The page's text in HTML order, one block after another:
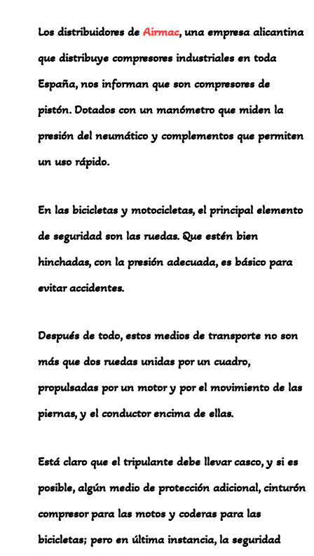
Los distribuidores deAirmac, una empresa alicantina
que distribuye compresores industriales en toda
España, nos informan que son compresores de
pistón. Dotados con un manómetro que miden la
presión del neumático y complementos que permiten
un uso rápido.
En las bicicletas y motocicletas, el principal elemento
de seguridad son las ruedas. Que estén bien
hinchadas, con la presión adecuada, es básico para
evitar accidentes.
Después de todo, estos medios de transporte no son
más que dos ruedas unidas por un cuadro,
propulsadas por un motor y por el movimiento de las
piernas, y el conductor encima de ellas.
Está claro que el tripulante debe llevar casco, y si es
posible, algún medio de protección adicional, cinturón
compresor para las motos y coderas para las
bicicletas; pero en última instancia, la seguridad